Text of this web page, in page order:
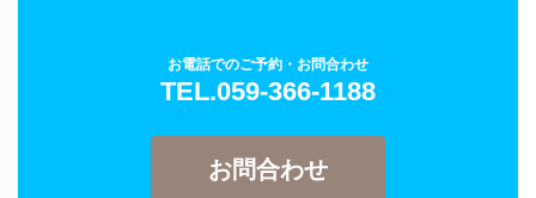
お電話でのご予約・お問合わせ
TEL.059-366-1188
お問合わせ